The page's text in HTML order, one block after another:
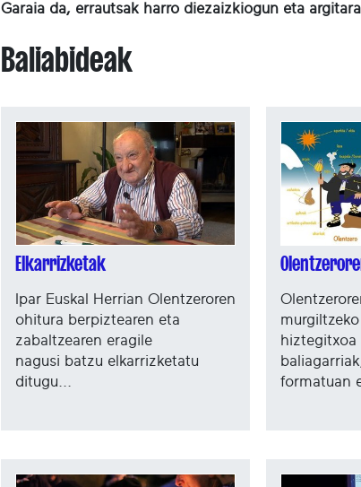
Garaia da, errautsak harro diezaizkiogun eta
Baliabideak
Elkarrizketak
Ipar Euskal Herrian Olentzeroren
ohitura berpiztearen eta
zabaltzearen eragile
nagusi batzu elkarrizketatu
ditugu...
hiztegitxoa
formatuan